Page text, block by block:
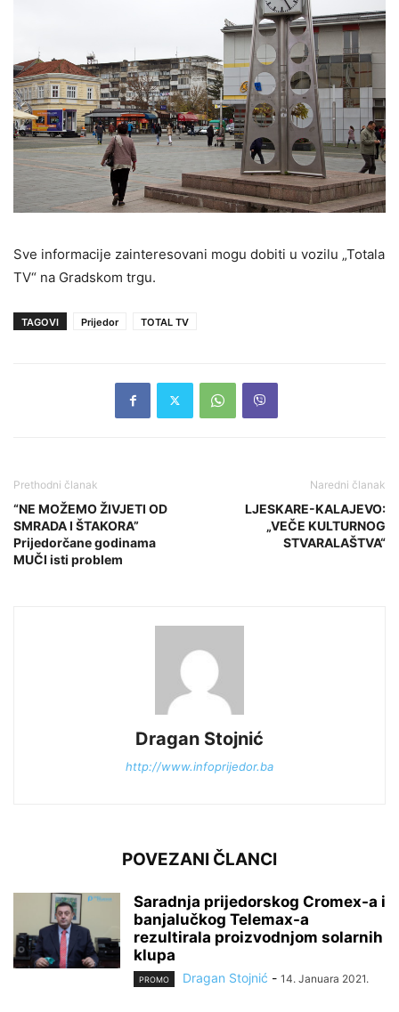
Sve informacije zainteresovani mogu dobiti u vozilu „Totala
TV“ na Gradskom trgu.
TAGOVI Prijedor TOTAL TV
Prethodni članak
“NE MOŽEMO ŽIVJETI OD
SMRADA I ŠTAKORA”
Prijedorčane godinama
MUČI isti problem
Naredni članak
LJESKARE-KALAJEVO:
„VEČE KULTURNOG
STVARALAŠTVA“
Dragan Stojnić
http://www.infoprijedor.ba
POVEZANI ČLANCI
Saradnja prijedorskog Cromex-a i
banjalučkog Telemax-a
rezultirala proizvodnjom solarnih
klupa
PROMO Dragan Stojnić - 14. Januara 2021.